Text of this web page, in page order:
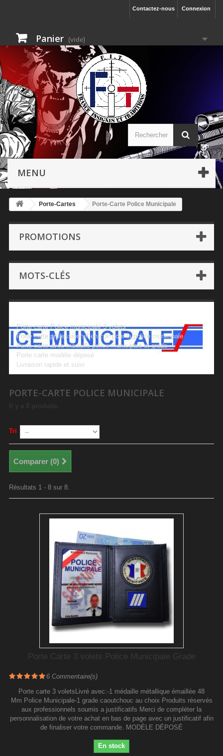
Connexion
Contactez-nous
Panier (vide)
MENU
Porte-Cartes Porte-Carte Police Municipale
PROMOTIONS
MOTS-CLÉS
Porte carte Police municipale 3 volets
Porte carte professionnel en cuir pour la police municipale
Porte carte avec médaille police municipale et grade
Porte carte modèle déposé
Livraison rapide et suivi
PORTE-CARTE POLICE MUNICIPALE
Tri
Comparer (0)
Résultats 1 - 8 sur 8.
Porte Carte 3 volets Police Municipale Grade
6 Commentaire(s)
Porte carte 3 voletsLivré avec:-1 médaille métallique émaillée 48
Mm Police Municipale-1 grade caoutchouc au choix Produits réservés
aux professionnels soumis a justificatifs Merci de compléter la
personnalisation de votre achat en bas de page avec un justificatif afin
de finaliser votre commande. MODÈLE DÉPOSÉ
En stock